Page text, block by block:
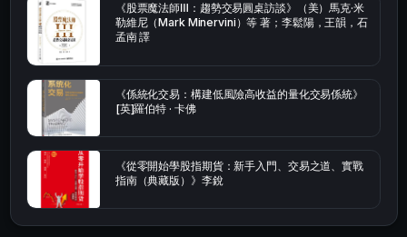
《股票魔法師Ⅲ：趨勢交易圓桌訪談》（美）馬克·米
勒維尼（Mark Minervini）等 著；李鬆陽，王韻，石
孟南 譯
《係統化交易：構建低風險高收益的量化交易係統》
[英]羅伯特 · 卡佛
《從零開始學股指期貨：新手入門、交易之道、實戰
指南（典藏版）》李銳